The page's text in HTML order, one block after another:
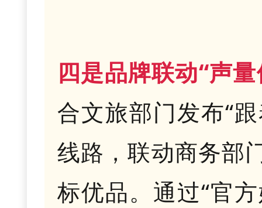
四是品牌联动“声
合文旅部门发布“
线路，联动商务部
标优品。通过“官